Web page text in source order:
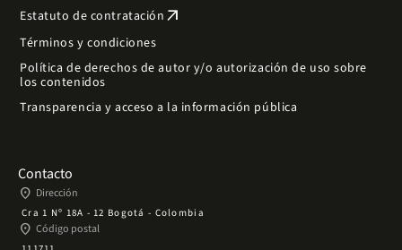
Estatuto de contratación arrow_outward
Términos y condiciones
Política de derechos de autor y/o autorización de uso sobre
los contenidos
Transparencia y acceso a la información pública
Contacto
place Dirección
Cra 1 Nº 18A - 12 Bogotá - Colombia
place Código postal